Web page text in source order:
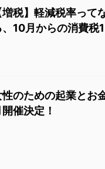
増税】軽減税率って
、10月からの消費税
性のための起業と
開催決定！